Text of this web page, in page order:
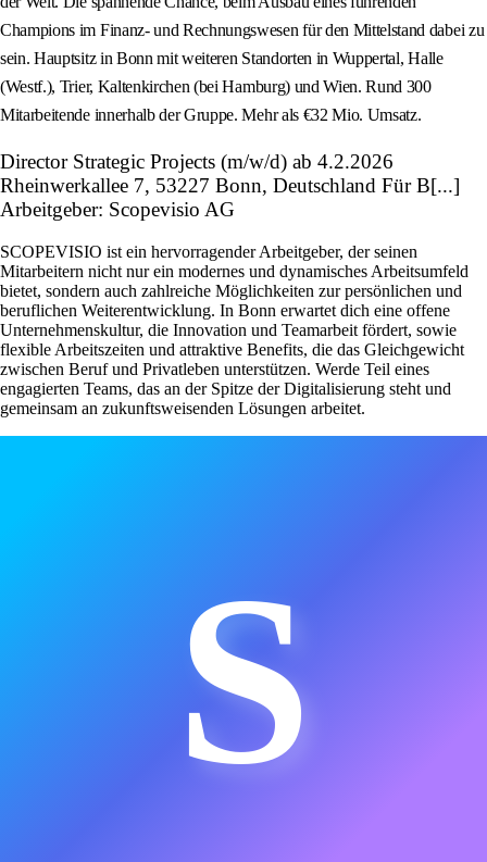
Champions im Finanz- und Rechnungswesen für den Mittelstand dabei zu
sein. Hauptsitz in Bonn mit weiteren Standorten in Wuppertal, Halle
(Westf.), Trier, Kaltenkirchen (bei Hamburg) und Wien. Rund 300
Mitarbeitende innerhalb der Gruppe. Mehr als €32 Mio. Umsatz.
Director Strategic Projects (m/w/d) ab 4.2.2026
Rheinwerkallee 7, 53227 Bonn, Deutschland Für B[...]
Arbeitgeber: Scopevisio AG
SCOPEVISIO ist ein hervorragender Arbeitgeber, der seinen
Mitarbeitern nicht nur ein modernes und dynamisches Arbeitsumfeld
bietet, sondern auch zahlreiche Möglichkeiten zur persönlichen und
beruflichen Weiterentwicklung. In Bonn erwartet dich eine offene
Unternehmenskultur, die Innovation und Teamarbeit fördert, sowie
flexible Arbeitszeiten und attraktive Benefits, die das Gleichgewicht
zwischen Beruf und Privatleben unterstützen. Werde Teil eines
engagierten Teams, das an der Spitze der Digitalisierung steht und
gemeinsam an zukunftsweisenden Lösungen arbeitet.
S